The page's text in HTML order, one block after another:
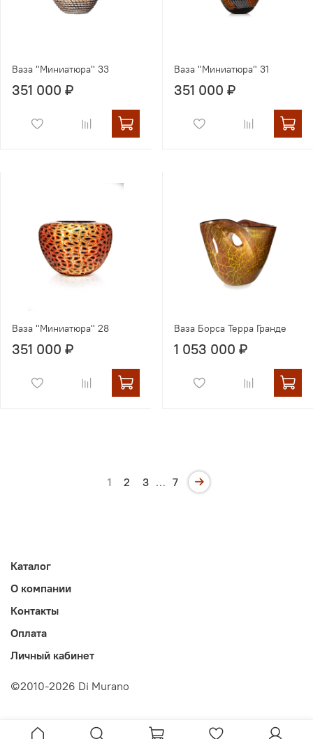
Ваза "Миниатюра" 33
351 000 ₽
Ваза "Миниатюра" 31
351 000 ₽
Ваза "Миниатюра" 28
351 000 ₽
Ваза Борса Терра Гранде
1 053 000 ₽
1 2 3 … 7
Каталог
О компании
Контакты
Оплата
Личный кабинет
©2010-2026 Di Murano